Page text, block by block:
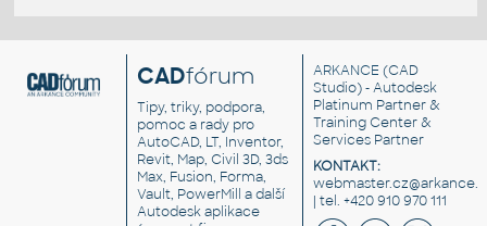
CADfórum
Tipy, triky, podpora,
pomoc a rady pro
AutoCAD, LT, Inventor,
Revit, Map, Civil 3D, 3ds
Max, Fusion, Forma,
Vault, PowerMill a další
Autodesk aplikace
ARKANCE (CAD
Studio) - Autodesk
Platinum Partner &
Training Center &
Services Partner
KONTAKT:
| tel. +420 910 970 111